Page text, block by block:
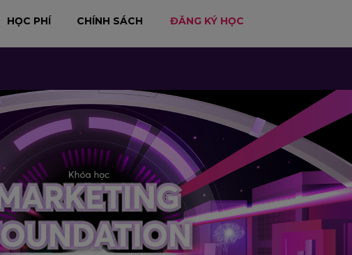
CHÍNH SÁCH
HỌC PHÍ ĐĂNG KÝ HỌC